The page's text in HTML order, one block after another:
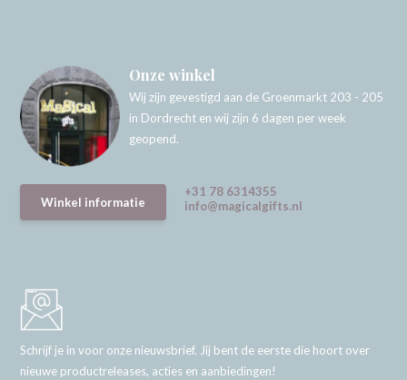
Onze winkel
Wij zijn gevestigd aan de Groenmarkt 203 - 205
in Dordrecht en wij zijn 6 dagen per week
geopend.
Winkel informatie
+31 78 6314355
info@magicalgifts.nl
Schrijf je in voor onze nieuwsbrief. Jij bent de eerste die hoort over
nieuwe productreleases, acties en aanbiedingen!